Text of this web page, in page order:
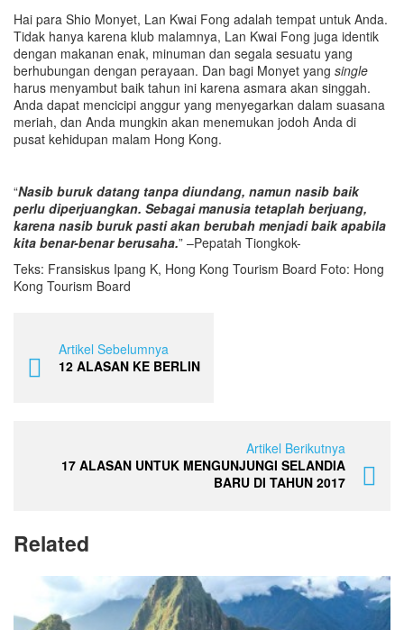
Hai para Shio Monyet, Lan Kwai Fong adalah tempat untuk Anda.
Tidak hanya karena klub malamnya, Lan Kwai Fong juga identik
dengan makanan enak, minuman dan segala sesuatu yang
berhubungan dengan perayaan. Dan bagi Monyet yang single
harus menyambut baik tahun ini karena asmara akan singgah.
Anda dapat mencicipi anggur yang menyegarkan dalam suasana
meriah, dan Anda mungkin akan menemukan jodoh Anda di
pusat kehidupan malam Hong Kong.
“Nasib buruk datang tanpa diundang, namun nasib baik
perlu diperjuangkan. Sebagai manusia tetaplah berjuang,
karena nasib buruk pasti akan berubah menjadi baik apabila
kita benar-benar berusaha.” –Pepatah Tiongkok-
Teks: Fransiskus Ipang K, Hong Kong Tourism Board Foto: Hong
Kong Tourism Board
Artikel Sebelumnya
12 ALASAN KE BERLIN
Artikel Berikutnya
17 ALASAN UNTUK MENGUNJUNGI SELANDIA
BARU DI TAHUN 2017
Related